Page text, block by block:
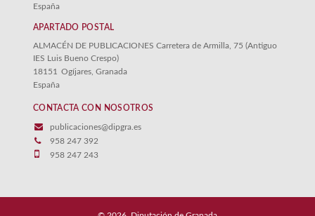
Concertación y Participación
Ver todas... (53)
CATEGORÍAS
CULTURA
EMPLEO Y DESARROLLO
España
APARTADO POSTAL
ALMACÉN DE PUBLICACIONES Carretera de Armilla, 75 (Antiguo
IES Luis Bueno Crespo)
18151 Ogíjares, Granada
España
CONTACTA CON NOSOTROS
publicaciones@dipgra.es
958 247 392
958 247 243